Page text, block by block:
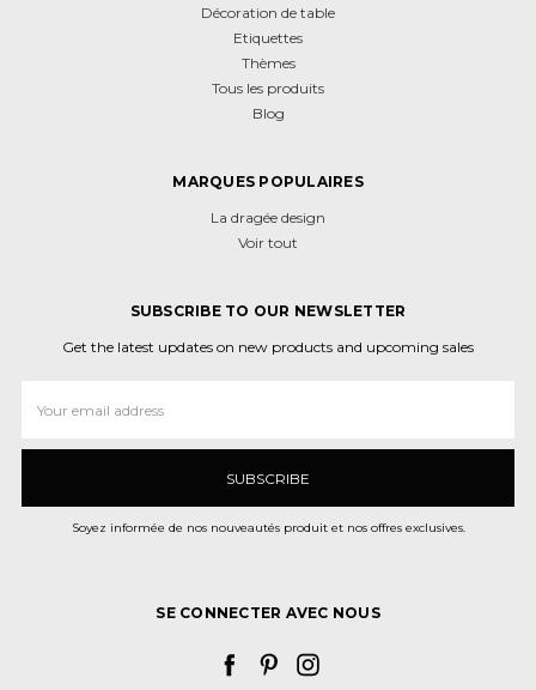
Décoration de table
Etiquettes
Thèmes
Tous les produits
Blog
MARQUES POPULAIRES
La dragée design
Voir tout
SUBSCRIBE TO OUR NEWSLETTER
Get the latest updates on new products and upcoming sales
Soyez informée de nos nouveautés produit et nos offres exclusives.
SE CONNECTER AVEC NOUS